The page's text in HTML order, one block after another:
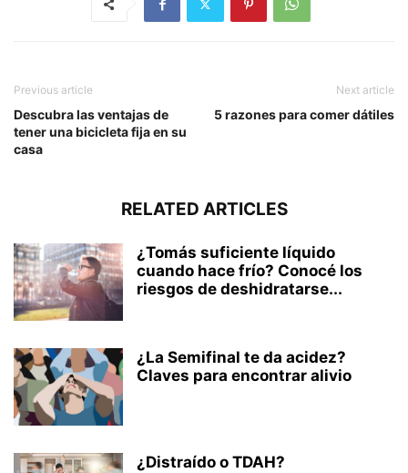
Previous article
Descubra las ventajas de
tener una bicicleta fija en su
casa
Next article
5 razones para comer dátiles
RELATED ARTICLES
¿Tomás suficiente líquido
cuando hace frío? Conocé los
riesgos de deshidratarse...
¿La Semifinal te da acidez?
Claves para encontrar alivio
¿Distraído o TDAH?